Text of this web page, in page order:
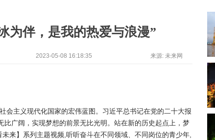
为伴，是我的热爱与浪漫”
2023-05-08 16:18:35 来源: 未来网
主义现代化国家的宏伟蓝图。习近平总书记在党的二十大报
广阔，实现梦想的前景无比光明。站在新的历史起点上，梦
来】系列主题视频,听听奋斗在不同领域、不同岗位的青少年,